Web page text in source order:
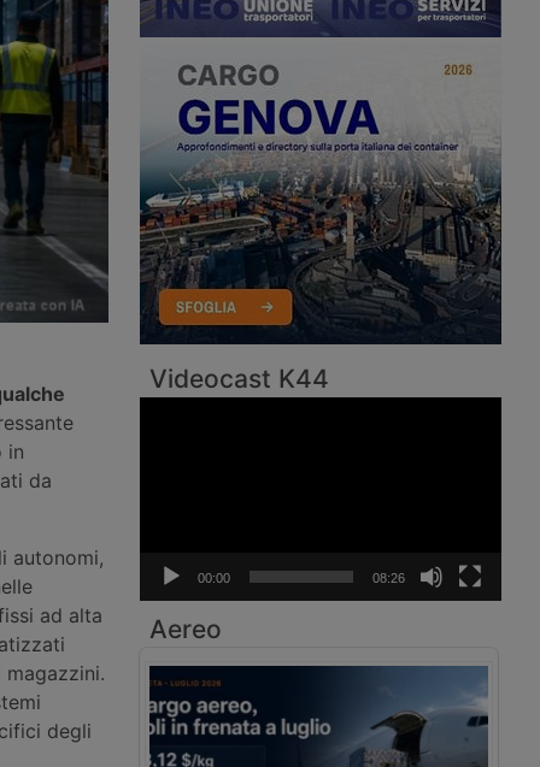
in
da
autonomi,
ad alta
degli
Videocast K44
00:00 08:26
Aereo